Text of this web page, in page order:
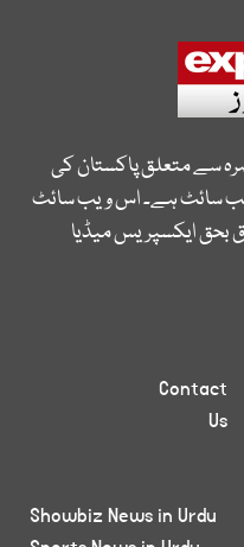
سے متعلق پاکستان کی
سائٹ ہے۔ اس ویب سائٹ
بحق ایکسپریس میڈیا
Contact
Us
Showbiz News in Urdu